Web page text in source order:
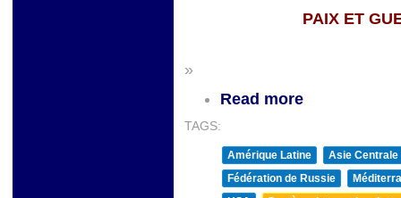
PAIX ET GUERRE
»
Read more
TAGS:
Amérique Latine
Asie Centrale
Fédération de Russie